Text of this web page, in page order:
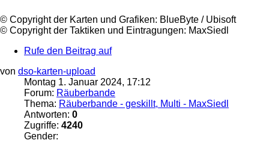
©️ Copyright der Karten und Grafiken: BlueByte / Ubisoft
©️ Copyright der Taktiken und Eintragungen: MaxSiedl
Rufe den Beitrag auf
von dso-karten-upload
Montag 1. Januar 2024, 17:12
Forum: Räuberbande
Thema: Räuberbande - geskillt, Multi - MaxSiedl
Antworten: 0
Zugriffe: 4240
Gender: